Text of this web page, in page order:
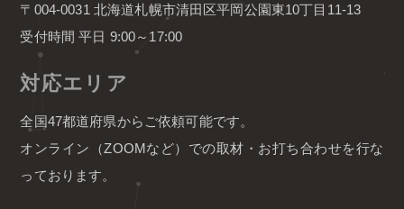
〒004-0031 北海道札幌市清田区平岡公園東10丁目11-13
受付時間 平日 9:00～17:00
対応エリア
全国47都道府県からご依頼可能です。
オンライン（ZOOMなど）での取材・お打ち合わせを行な
っております。